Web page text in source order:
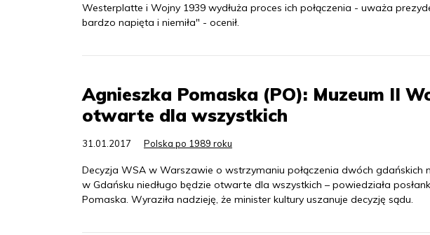
Westerplatte i Wojny 1939 wydłuża proces ich połączenia - uważa
bardzo napięta i niemiła" - ocenił.
Agnieszka Pomaska (PO): Muzeum II
otwarte dla wszystkich
31.01.2017 Polska po 1989 roku
Decyzja WSA w Warszawie o wstrzymaniu połączenia dwóch gdańskich
w Gdańsku niedługo będzie otwarte dla wszystkich – powiedziała
Pomaska. Wyraziła nadzieję, że minister kultury uszanuje decyzję sądu.